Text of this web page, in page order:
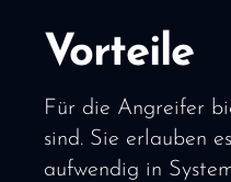
Vorteile
Für die Angreifer
sind. Sie erlauben
aufwendig in